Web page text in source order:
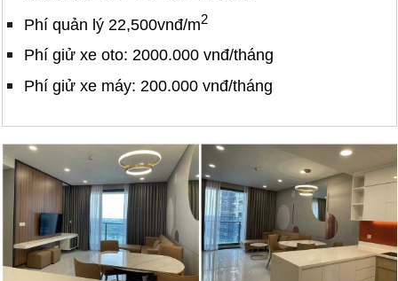
Phí quản lý 22,500vnđ/m2
Phí giử xe oto: 2000.000 vnđ/tháng
Phí giử xe máy: 200.000 vnđ/tháng